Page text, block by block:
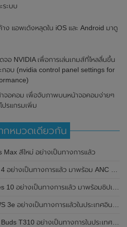
ระบบ
ง แอพเด้งหลุดใน iOS และ Android มาดู
จอ NVIDIA เพื่อการเล่นเกมส์ที่ไหลลื่นขึ้น
อบ (nvidia control panel settings for
จอคอม เพื่อจับภาพบนหน้าจอคอมง่ายๆ
ปรแกรมเพิ่ม
กหมวดเดียวกัน
สีใหม่ อย่างเป็นทางการแล้ว
ทางการแล้ว มาพร้อม ANC และฟีเจอร์ใหม่มากมาย
อย่างเป็นทางการแล้ว มาพร้อมชิปเซ็ตรุ่น S10
ะบบตัดเสียงรบกวน ANC ที่ 30dB , ป้องกันฝุ่นและกันน้ำที่ระดับ IP54 , แบตเตอรี่สามารถใช้งานนานสูงสุด 36 ชั่วโมง
ะบบตัดเสียงรบกวน ANC สูงสุด 46dB , เสียงรอบทิศทาง 360 องศา , แบตเตอรี่สามารถใช้งานได้นานสูงสุด 40 ชั่วโมง